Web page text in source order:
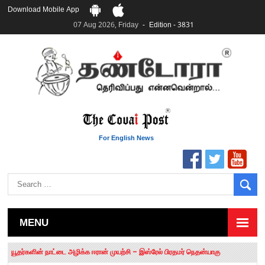
Download Mobile App
07 Aug 2026, Friday
Edition - 3831
For English News
MENU
யூதர்களின் நாட்டை அழிக்க ஈரான் முயற்சி – இஸ்ரேல் பிரதமர் நெதன்யாகு
“மக்களால் நிராகரிக்கப்பட்டவர் ஸ்டாலின்!” – செங்கோட்டையன்